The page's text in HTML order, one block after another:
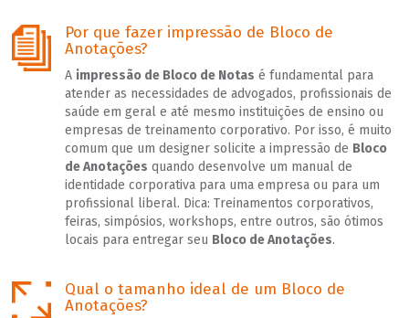
Por que fazer impressão de Bloco de
Anotações?
A impressão de Bloco de Notas é fundamental para
atender as necessidades de advogados, profissionais de
saúde em geral e até mesmo instituições de ensino ou
empresas de treinamento corporativo. Por isso, é muito
comum que um designer solicite a impressão de Bloco
de Anotações quando desenvolve um manual de
identidade corporativa para uma empresa ou para um
profissional liberal. Dica: Treinamentos corporativos,
feiras, simpósios, workshops, entre outros, são ótimos
locais para entregar seu Bloco de Anotações.
Qual o tamanho ideal de um Bloco de
Anotações?